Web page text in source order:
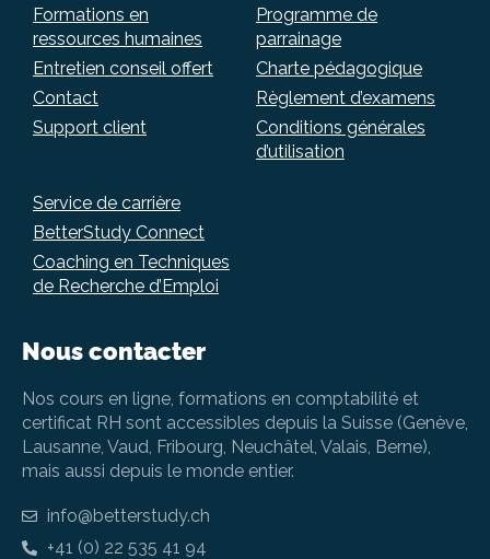
Formations en
ressources humaines
Entretien conseil offert
Contact
Support client
Programme de
parrainage
Charte pédagogique
Règlement d’examens
Conditions générales
d’utilisation
Service de carrière
BetterStudy Connect
Coaching en Techniques
de Recherche d’Emploi
Nous contacter
Nos cours en ligne, formations en comptabilité et
certificat RH sont accessibles depuis la Suisse (Genève,
Lausanne, Vaud, Fribourg, Neuchâtel, Valais, Berne),
mais aussi depuis le monde entier.
info@betterstudy.ch
+41 (0) 22 535 41 94